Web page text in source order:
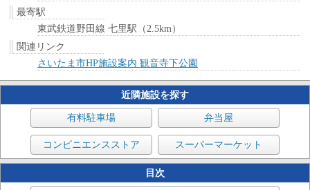
最寄駅
東武鉄道野田線 七里駅（2.5km）
関連リンク
さいたま市HP施設案内 観音寺下公園
近隣施設を探す
有料駐車場 弁当屋
コンビニエンスストア スーパーマーケット
目次